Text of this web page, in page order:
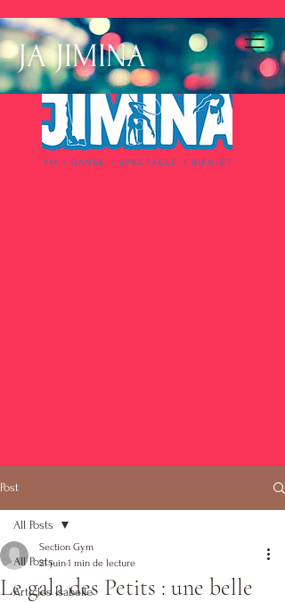
JA JIMINA
Post
All Posts
Articles Isabelle
All Posts
Le gala des Petits : une belle
Section Gym
21 juin1 min de lecture